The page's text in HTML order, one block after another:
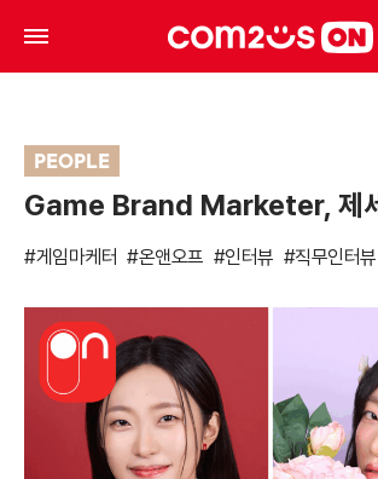
PEOPLE
Game Brand Marketer, 제
#게임마케터 #온앤오프 #인터뷰 #직무인터뷰